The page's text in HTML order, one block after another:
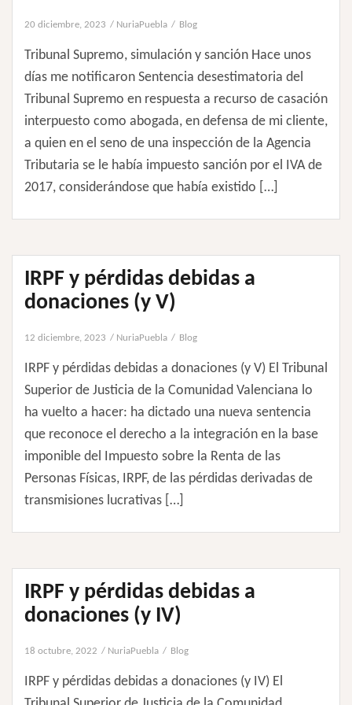
20 diciembre, 2023 NuriaPuebla Blog
Tribunal Supremo, simulación y sanción Hace unos
días me notificaron Sentencia desestimatoria del
Tribunal Supremo en respuesta a recurso de casación
interpuesto como abogada, en defensa de mi cliente,
a quien en el seno de una inspección de la Agencia
Tributaria se le había impuesto sanción por el IVA de
2017, considerándose que había existido […]
IRPF y pérdidas debidas a
donaciones (y V)
12 diciembre, 2023 NuriaPuebla Blog
IRPF y pérdidas debidas a donaciones (y V) El Tribunal
Superior de Justicia de la Comunidad Valenciana lo
ha vuelto a hacer: ha dictado una nueva sentencia
que reconoce el derecho a la integración en la base
imponible del Impuesto sobre la Renta de las
Personas Físicas, IRPF, de las pérdidas derivadas de
transmisiones lucrativas […]
IRPF y pérdidas debidas a
donaciones (y IV)
18 octubre, 2022 NuriaPuebla Blog
IRPF y pérdidas debidas a donaciones (y IV) El